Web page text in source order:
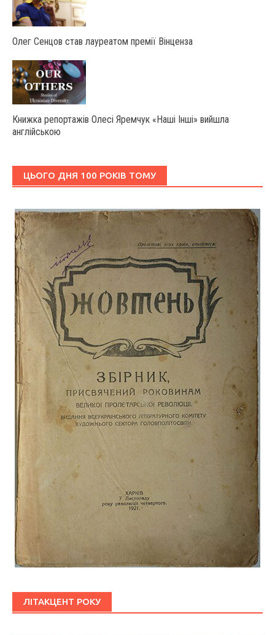
Олег Сенцов став лауреатом премії Вінценза
Книжка репортажів Олесі Яремчук «Наші Інші» вийшла
англійською
ЦЬОГО ДНЯ 100 РОКІВ ТОМУ
ЛІТАКЦЕНТ РОКУ